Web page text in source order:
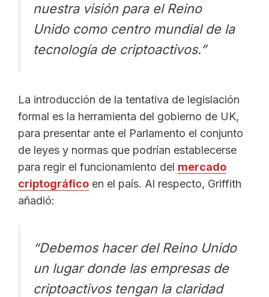
nuestra visión para el Reino
Unido como centro mundial de la
tecnología de criptoactivos.”
La introducción de la tentativa de legislación
formal es la herramienta del gobierno de UK,
para presentar ante el Parlamento el conjunto
de leyes y normas que podrían establecerse
para regir el funcionamiento del mercado
criptográfico en el país. Al respecto, Griffith
añadió:
“Debemos hacer del Reino Unido
un lugar donde las empresas de
criptoactivos tengan la claridad